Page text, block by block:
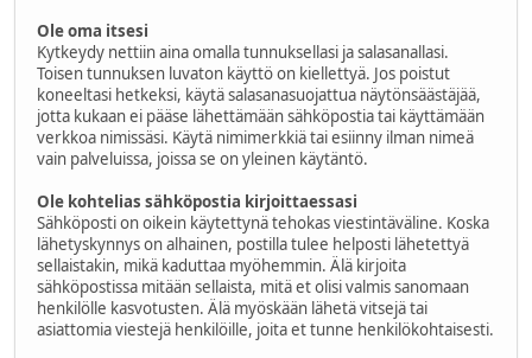
Ole oma itsesi
Kytkeydy nettiin aina omalla tunnuksellasi ja salasanallasi.
Toisen tunnuksen luvaton käyttö on kiellettyä. Jos poistut
koneeltasi hetkeksi, käytä salasanasuojattua näytönsäästäjää,
jotta kukaan ei pääse lähettämään sähköpostia tai käyttämään
verkkoa nimissäsi. Käytä nimimerkkiä tai esiinny ilman nimeä
vain palveluissa, joissa se on yleinen käytäntö.
Ole kohtelias sähköpostia kirjoittaessasi
Sähköposti on oikein käytettynä tehokas viestintäväline. Koska
lähetyskynnys on alhainen, postilla tulee helposti lähetettyä
sellaistakin, mikä kaduttaa myöhemmin. Älä kirjoita
sähköpostissa mitään sellaista, mitä et olisi valmis sanomaan
henkilölle kasvotusten. Älä myöskään lähetä vitsejä tai
asiattomia viestejä henkilöille, joita et tunne henkilökohtaisesti.